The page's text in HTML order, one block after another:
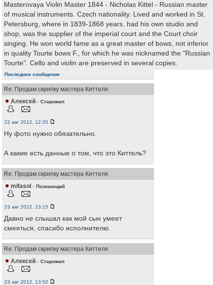
Masterovaya Violin Master 1844 - Nicholas Kittel - Russian master
of musical instruments. Czech nationality. Lived and worked in St.
Petersburg, where in 1839-1868 years. had his own studio and
shop, was the supplier of the imperial court and the Court choir
singing. He won world fame as a great master of bows, not inferior
in quality Tourte bows F., for which he was nicknamed the "Russian
Tourte". Cello and violin are preserved in several copies.
Последнее сообщение
Re: Продам скрипку мастера Киттеля
Алексей - Старожил
22 авг 2012, 12:35
Ну фото нужно обязательно.
А какие есть данные о том, что это Киттель?
Re: Продам скрипку мастера Киттеля
mifasol - Познающий
23 авг 2012, 13:15
Давно не слышал как мой сын умеет
смеяться, спасибо исполнителю.
Re: Продам скрипку мастера Киттеля
Алексей - Старожил
23 авг 2012, 13:52